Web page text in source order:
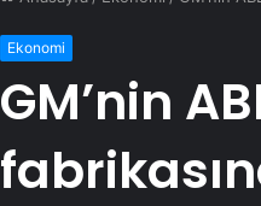
Ekonomi
GM’nin